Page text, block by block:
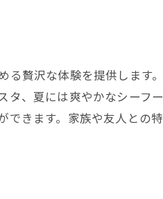
贅沢な体験を提供します
、夏には爽やかなシーフ
きます。家族や友人との